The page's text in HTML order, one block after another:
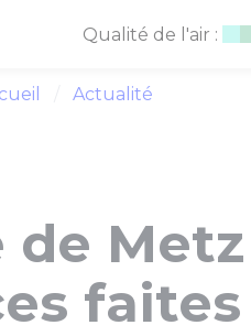
Qualité de l'air :
Actualité
de